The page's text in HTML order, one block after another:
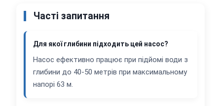
Часті запитання
Для якої глибини підходить цей насос?
Насос ефективно працює при підйомі води з
глибини до 40-50 метрів при максимальному
напорі 63 м.